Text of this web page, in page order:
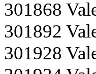
301868
301892
301928